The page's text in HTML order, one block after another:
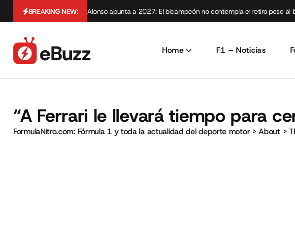
BREAKING NEW: Alonso apunta a 2027: El bicampeón no contempla el retiro pese al
Home F1 – Noticias
“A Ferrari le llevará tiempo para
FormulaNitro.com: Fórmula 1 y toda la actualidad del deporte motor>About>